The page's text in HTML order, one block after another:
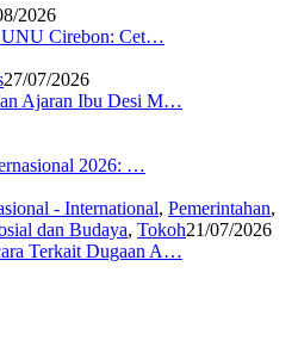
2026
UNU Cirebon: Cet…
27/07/2026
Ajaran Ibu Desi M…
2026: …
- International, Pemerintahan,
dan Budaya, Tokoh21/07/2026
Terkait Dugaan A…